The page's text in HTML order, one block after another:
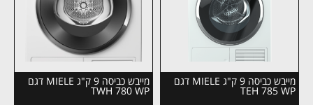
מייבש כביסה 9 ק"ג MIELE דגם
TEH 785 WP
מייבש כביסה 9 ק"ג MIELE דגם
TWH 780 WP